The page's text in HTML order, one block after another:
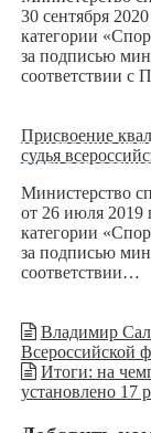
30 сентября
категории
за подписью
соответствии
Присвоение
судья
Министерство
от 26 июля 2019
категории
за подписью
соответствии…
Владимир
Всероссийской
Итоги: на
установлено 17